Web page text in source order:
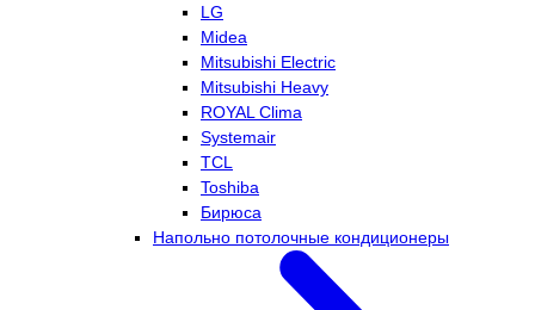
LG
Midea
Mitsubishi Electric
Mitsubishi Heavy
ROYAL Clima
Systemair
TCL
Toshiba
Бирюса
Напольно потолочные кондиционеры